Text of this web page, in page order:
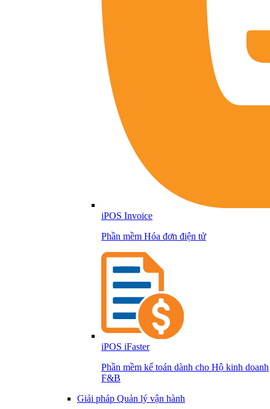
iPOS Invoice
Phần mềm Hóa đơn điện tử
iPOS iFaster
Phần mềm kế toán dành cho Hộ kinh doanh
F&B
Giải pháp Quản lý vận hành